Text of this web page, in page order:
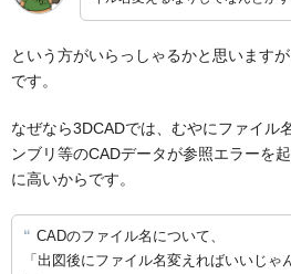
という方がいらっしゃるかと思います
です。
なぜなら3DCADでは、むやにファイル
ンブリ等のCADデータが参照エラーを
に高いからです。
CADのファイル名について、
「出図後にファイル名変えればいいじ